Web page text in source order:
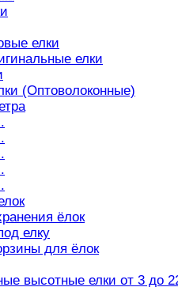
елки
елки
(Оптоволоконные)
ёлок
елку
для ёлок
высотные елки от 3 до